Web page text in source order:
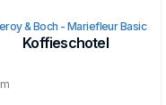
& Boch - Mariefleur Basic
Koffieschotel